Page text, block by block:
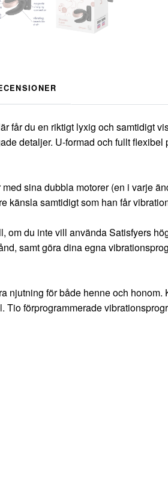
får du en riktigt lyxig och samtidigt
detaljer. U-formad och fullt
sina dubbla motorer (en i varje
känsla samtidigt som han får
om du inte vill använda Satisfyers
samt göra dina egna
njutning för både henne och
förprogrammerade